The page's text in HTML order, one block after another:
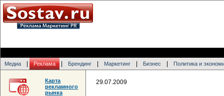
Медиа Реклама Брендинг Маркетинг Бизнес Политика и
29.07.2009
Карта
рекламного
рынка